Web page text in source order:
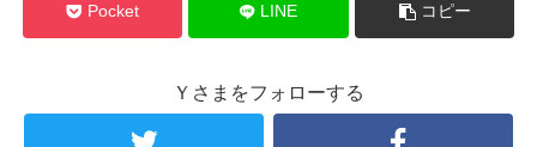
Pocket LINE コピー
Ｙさまをフォローする